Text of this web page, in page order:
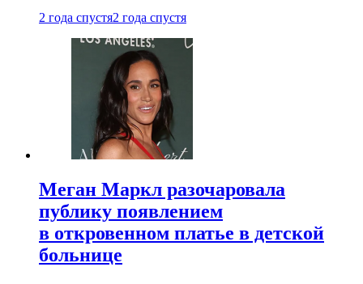
2 года спустя2 года спустя
Меган Маркл разочаровала
публику появлением
в откровенном платье в детской
больнице